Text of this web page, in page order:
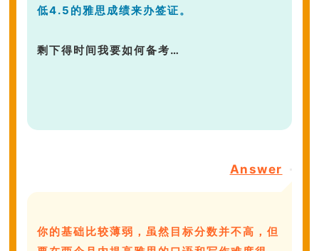
低4.5的雅思成绩来办签证。
剩下得时间我要如何备考…
Answer
你的基础比较薄弱，虽然目标分数并不高，但